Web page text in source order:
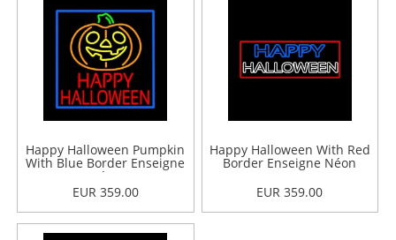
Happy Halloween Pumpkin
With Blue Border Enseigne
Néon
EUR 359.00
Happy Halloween With Red
Border Enseigne Néon
EUR 359.00